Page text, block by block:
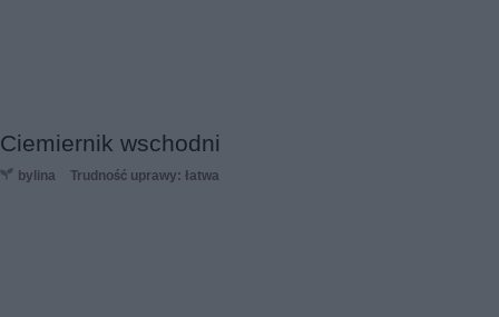
Ciemiernik wschodni
bylina Trudność uprawy: łatwa